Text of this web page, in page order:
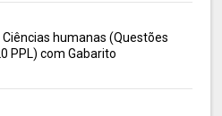
Ciências humanas (Questões
PPL) com Gabarito